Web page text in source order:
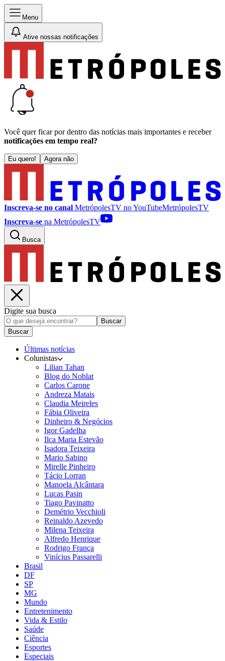
Menu
Ative nossas notificações
Você quer ficar por dentro das notícias mais importantes e receber
notificações em tempo real?
Eu quero! Agora não
Inscreva-se no canal MetrópolesTV noYouTubeMetrópolesTV
Inscreva-se na MetrópolesTV
Busca
Digite sua busca
Buscar
Buscar
Últimas notícias
Colunistas
Lilian Tahan
Blog do Noblat
Carlos Carone
Andreza Matais
Claudia Meireles
Fábia Oliveira
Dinheiro & Negócios
Igor Gadelha
Ilca Maria Estevão
Isadora Teixeira
Mario Sabino
Mirelle Pinheiro
Tácio Lorran
Manoela Alcântara
Lucas Pasin
Tiago Pavinatto
Demétrio Vecchioli
Reinaldo Azevedo
Milena Teixeira
Alfredo Henrique
Rodrigo França
Vinícius Passarelli
Brasil
DF
SP
MG
Mundo
Entretenimento
Vida & Estilo
Saúde
Ciência
Esportes
Especiais